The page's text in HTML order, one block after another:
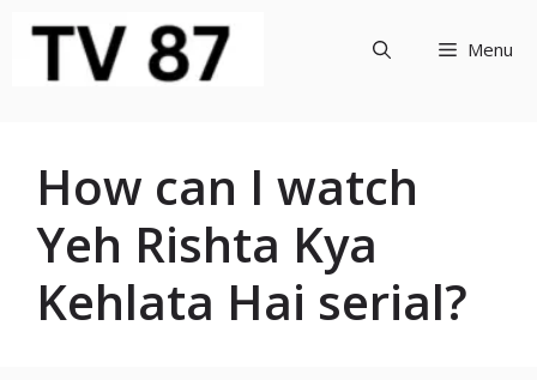
content
Menu
How can I watch
Yeh Rishta Kya
Kehlata Hai serial?